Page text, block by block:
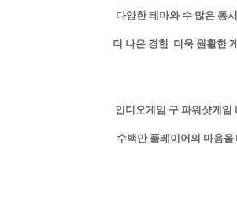
다양한 테마와 수 많은 동
더 나은 경험 더욱 원활한
인디오게임 구 파워샷게
수백만 플레이어의 마음